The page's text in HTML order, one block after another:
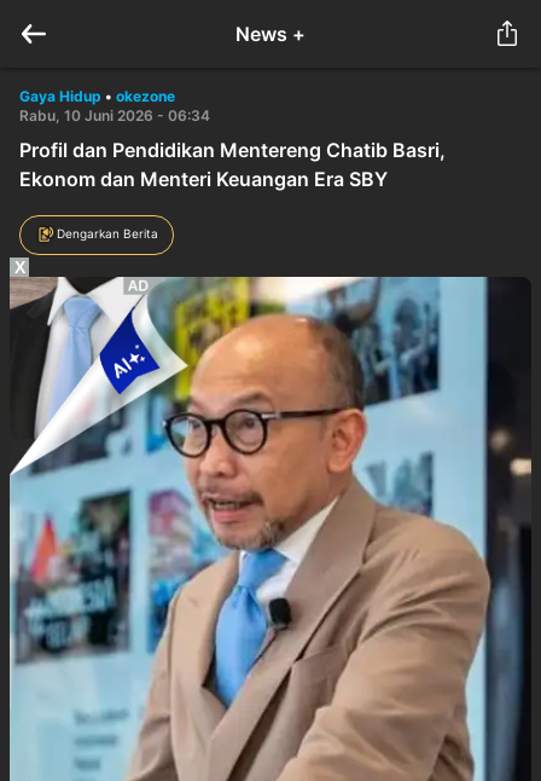
News +
Gaya Hidup • okezone
Rabu, 10 Juni 2026 - 06:34
Profil dan Pendidikan Mentereng Chatib Basri,
Ekonom dan Menteri Keuangan Era SBY
Dengarkan Berita
X